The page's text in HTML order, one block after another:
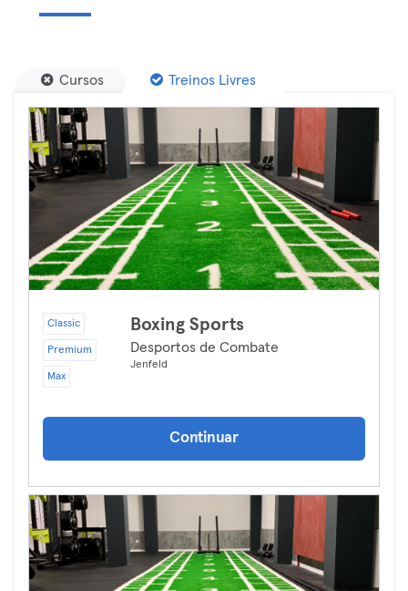
Cursos Treinos Livres
Classic
Premium
Max
Boxing Sports
Desportos de Combate
Jenfeld
Continuar